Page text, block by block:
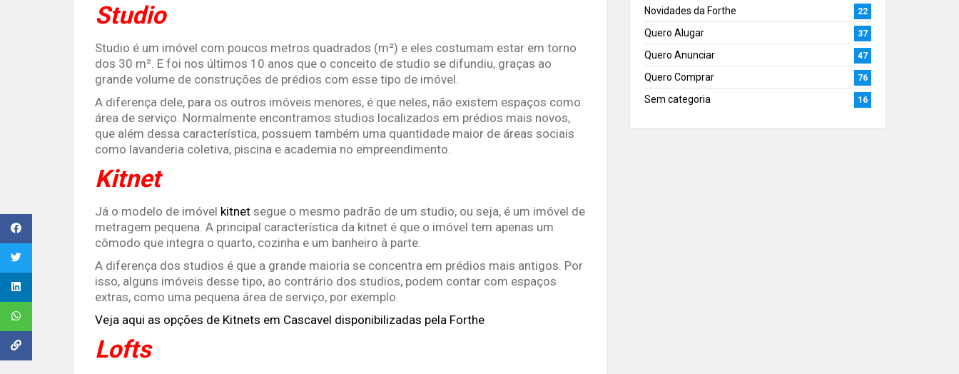
Studio
Studio é um imóvel com poucos metros quadrados (m²) e eles costumam estar em torno
dos 30 m². E foi nos últimos 10 anos que o conceito de studio se difundiu, graças ao
grande volume de construções de prédios com esse tipo de imóvel.
A diferença dele, para os outros imóveis menores, é que neles, não existem espaços como
área de serviço. Normalmente encontramos studios localizados em prédios mais novos,
que além dessa característica, possuem também uma quantidade maior de áreas sociais
como lavanderia coletiva, piscina e academia no empreendimento.
Kitnet
Já o modelo de imóvel kitnet segue o mesmo padrão de um studio, ou seja, é um imóvel de
metragem pequena. A principal característica da kitnet é que o imóvel tem apenas um
cômodo que integra o quarto, cozinha e um banheiro à parte.
A diferença dos studios é que a grande maioria se concentra em prédios mais antigos. Por
isso, alguns imóveis desse tipo, ao contrário dos studios, podem contar com espaços
extras, como uma pequena área de serviço, por exemplo.
Veja aqui as opções de Kitnets em Cascavel disponibilizadas pela Forthe
Lofts
Novidades da Forthe 22
Quero Alugar 37
Quero Anunciar 47
Quero Comprar 76
Sem categoria 16